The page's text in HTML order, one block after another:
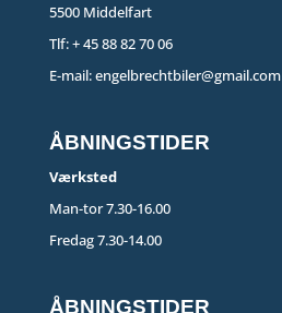
5500 Middelfart
Tlf:+ 45 88 82 70 06
E-mail:engelbrechtbiler@gmail.com
ÅBNINGSTIDER
Værksted
Man-tor 7.30-16.00
Fredag 7.30-14.00
ÅBNINGSTIDER